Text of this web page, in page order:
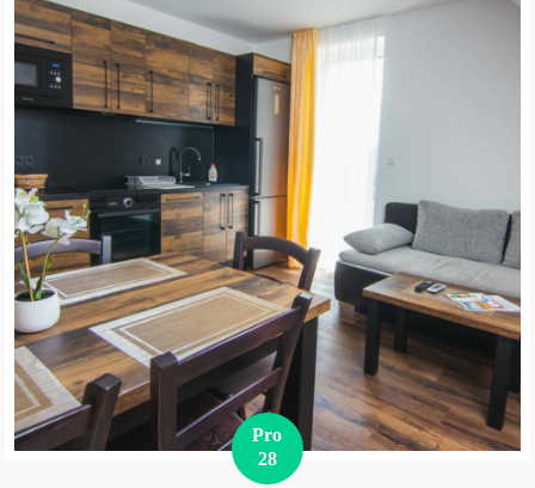
Pro
28